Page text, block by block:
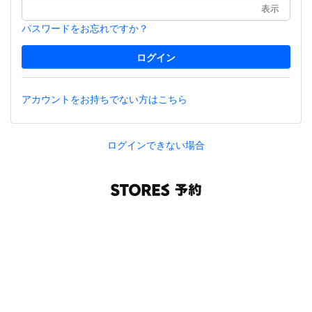
表示
パスワードをお忘れですか？
アカウントをお持ちでない方はこちら
ログインできない場合